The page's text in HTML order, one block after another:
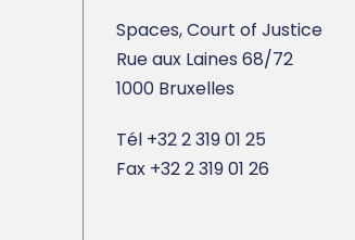
Spaces, Court of Justice
Rue aux Laines 68/72
1000 Bruxelles
Tél +32 2 319 01 25
Fax +32 2 319 01 26